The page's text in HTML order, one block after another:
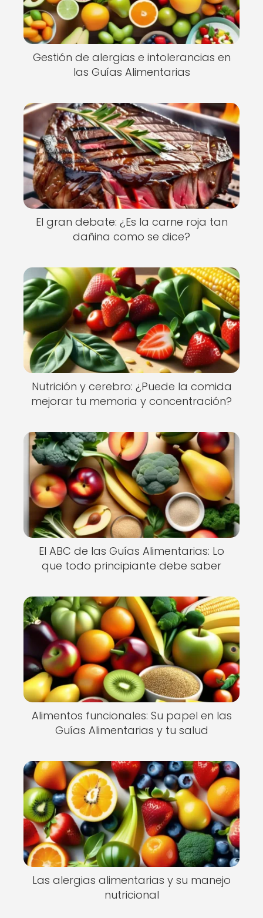
Gestión de alergias e intolerancias en
las Guías Alimentarias
El gran debate: ¿Es la carne roja tan
dañina como se dice?
Nutrición y cerebro: ¿Puede la comida
mejorar tu memoria y concentración?
El ABC de las Guías Alimentarias: Lo
que todo principiante debe saber
Alimentos funcionales: Su papel en las
Guías Alimentarias y tu salud
Las alergias alimentarias y su manejo
nutricional